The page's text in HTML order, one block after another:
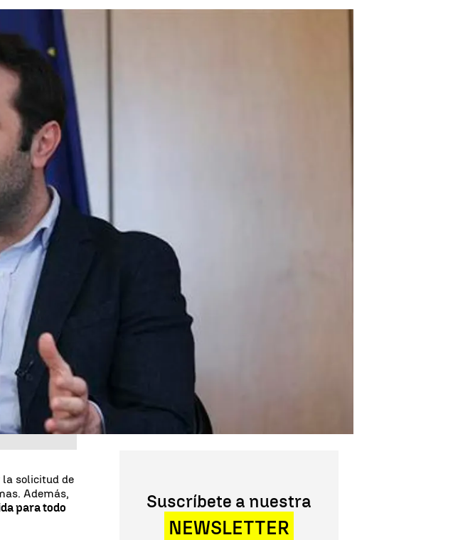
El Gobierno planea crear una nueva comunidad autónoma: la virtual |
X
el
sectorial
cada
y
la solicitud de
Además,
para todo
Suscríbete a nuestra
NEWSLETTER